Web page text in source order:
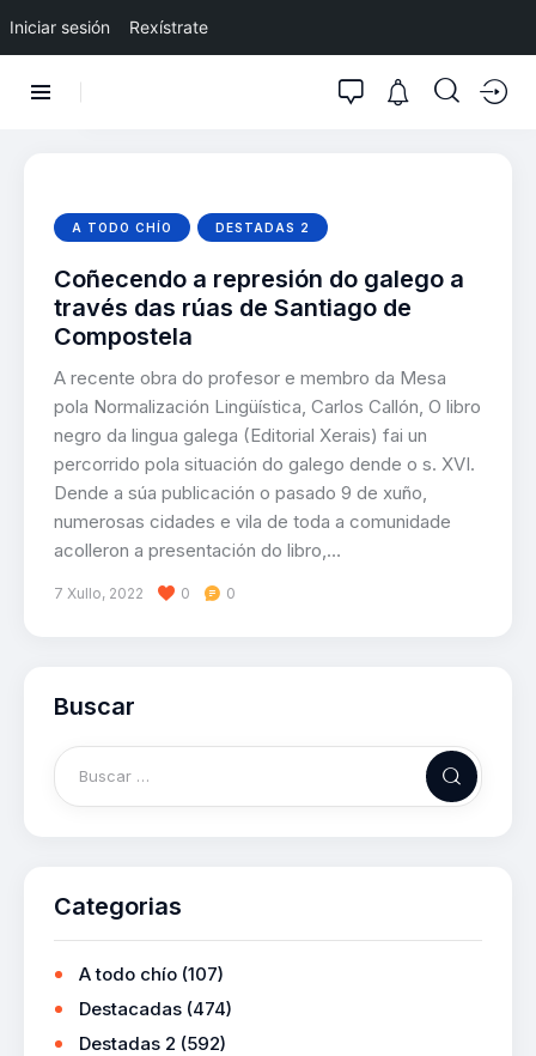
Iniciar sesión Rexístrate
A TODO CHÍO DESTADAS 2
Coñecendo a represión do galego a
través das rúas de Santiago de
Compostela
A recente obra do profesor e membro da Mesa
pola Normalización Lingüística, Carlos Callón, O libro
negro da lingua galega (Editorial Xerais) fai un
percorrido pola situación do galego dende o s. XVI.
Dende a súa publicación o pasado 9 de xuño,
numerosas cidades e vila de toda a comunidade
acolleron a presentación do libro,…
7 Xullo, 2022 0 0
Buscar
Categorias
A todo chío (107)
Destacadas (474)
Destadas 2 (592)